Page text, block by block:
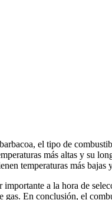
el tipo de
más altas y su
temperaturas más
a la hora de
gas. En conclusión, el